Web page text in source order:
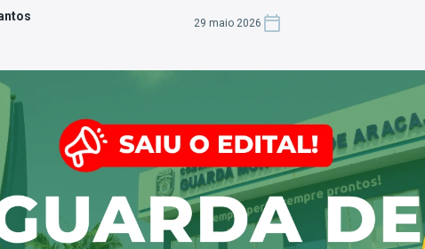
29 maio 2026